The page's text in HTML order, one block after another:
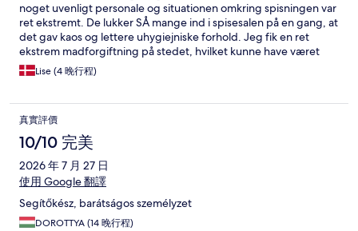
noget uvenligt personale og situationen omkring spisningen var
ret ekstremt. De lukker SÅ mange ind i spisesalen på en gang, at
det gav kaos og lettere uhygiejniske forhold. Jeg fik en ret
ekstrem madforgiftning på stedet, hvilket kunne have været
undgået, hvis man delte spisningen op i tre-fire afdelinger.
Lise (4 晚行程)
真實評價
10/10 完美
2026 年 7 月 27 日
使用 Google 翻譯
Segítőkész, barátságos személyzet
DOROTTYA (14 晚行程)